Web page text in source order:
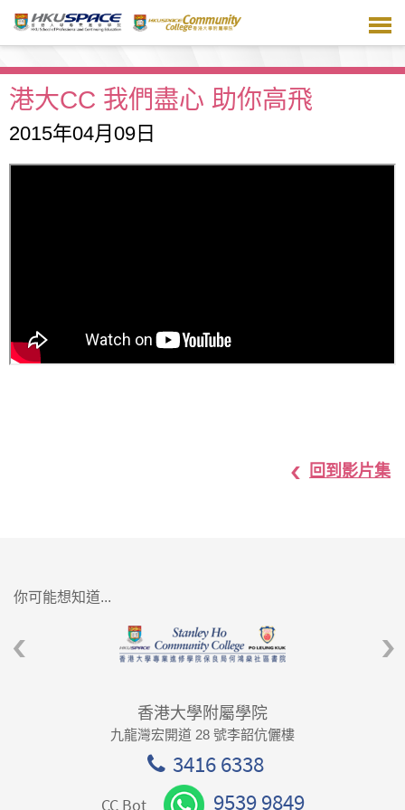
主
容港大CC 我們盡心 助你高飛
2015年04月09日
回到影片集
你可能想知道...
香港大學附屬學院
九龍灣宏開道 28 號李韶伉儷樓
3416 6338
CC Bot 9539 9849